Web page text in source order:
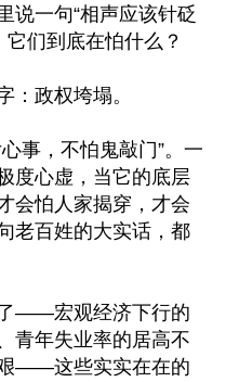
说一句“相声应该针砭
们到底在怕什么？
：政权垮塌。
事，不怕鬼敲门”。一
度心虚，当它的底层
会怕人家揭穿，才会
老百姓的大实话，都
——宏观经济下行的
青年失业率的居高不
——这些实实在在的